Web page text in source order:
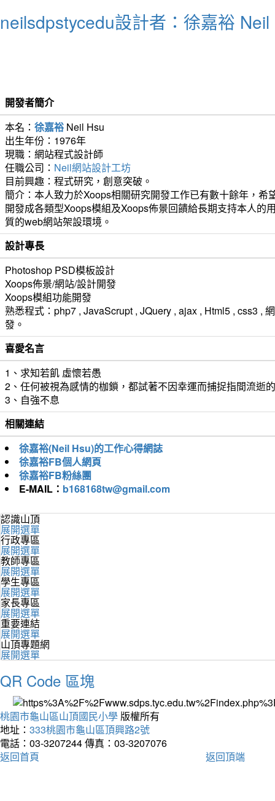
neilsdpstycedu設計者：徐嘉裕
開發者簡介
本名： 徐嘉裕 Neil Hsu
出生年份：1976年
現職：網站程式設計師
任職公司： Neil網站設計工坊
目前興趣：程式研究，創意突破。
簡介：本人致力於Xoops相關研究開發工作已有數十餘年，希
開發成各類型Xoops模組及Xoops佈景回饋給長期支持本人的
質的web網站架設環境。
設計專長
Photoshop PSD模板設計
Xoops佈景/網站/設計開發
Xoops模組功能開發
熟悉程式：php7 , JavaScrupt , JQuery , ajax , Html5 , css3 ,
發。
喜愛名言
1、求知若飢 虛懷若愚
2、任何被視為感情的枷鎖，都試著不因幸運而捕捉指間流逝
3、自強不息
相關連結
徐嘉裕(Neil Hsu)的工作心得網誌
徐嘉裕FB個人網頁
徐嘉裕FB粉絲團
E-MAIL： b168168tw@gmail.com
認識山頂
展開選單
行政專區
展開選單
教師專區
展開選單
學生專區
展開選單
家長專區
展開選單
重要連結
展開選單
山頂專題網
展開選單
QR Code 區塊
桃園市龜山區山頂國民小學 版權所有
地址： 333桃園市龜山區頂興路2號
電話：03-3207244傳真：03-3207076
返回首頁
返回頂端